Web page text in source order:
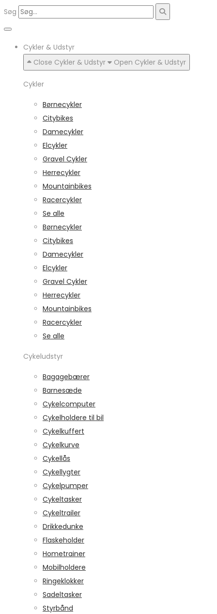
Søg
Cykler & Udstyr
Close Cykler & Udstyr
Open Cykler & Udstyr
Cykler
Børnecykler
Citybikes
Damecykler
Elcykler
Gravel Cykler
Herrecykler
Mountainbikes
Racercykler
Se alle
Børnecykler
Citybikes
Damecykler
Elcykler
Gravel Cykler
Herrecykler
Mountainbikes
Racercykler
Se alle
Cykeludstyr
Bagagebærer
Barnesæde
Cykelcomputer
Cykelholdere til bil
Cykelkuffert
Cykelkurve
Cykellås
Cykellygter
Cykelpumper
Cykeltasker
Cykeltrailer
Drikkedunke
Flaskeholder
Hometrainer
Mobilholdere
Ringeklokker
Sadeltasker
Styrbånd